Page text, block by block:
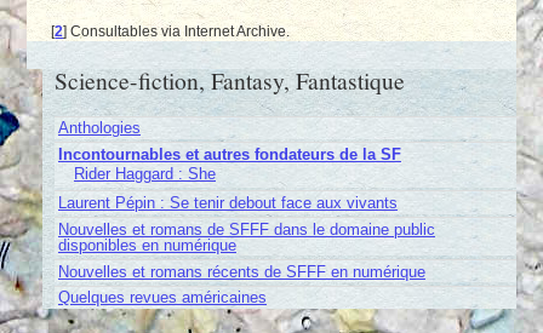
[2]Consultables via Internet Archive.
Science-fiction, Fantasy, Fantastique
Anthologies
Incontournables et autres fondateurs de la SF
Rider Haggard : She
Laurent Pépin : Se tenir debout face aux vivants
Nouvelles et romans de SFFF dans le domaine public
disponibles en numérique
Nouvelles et romans récents de SFFF en numérique
Quelques revues américaines